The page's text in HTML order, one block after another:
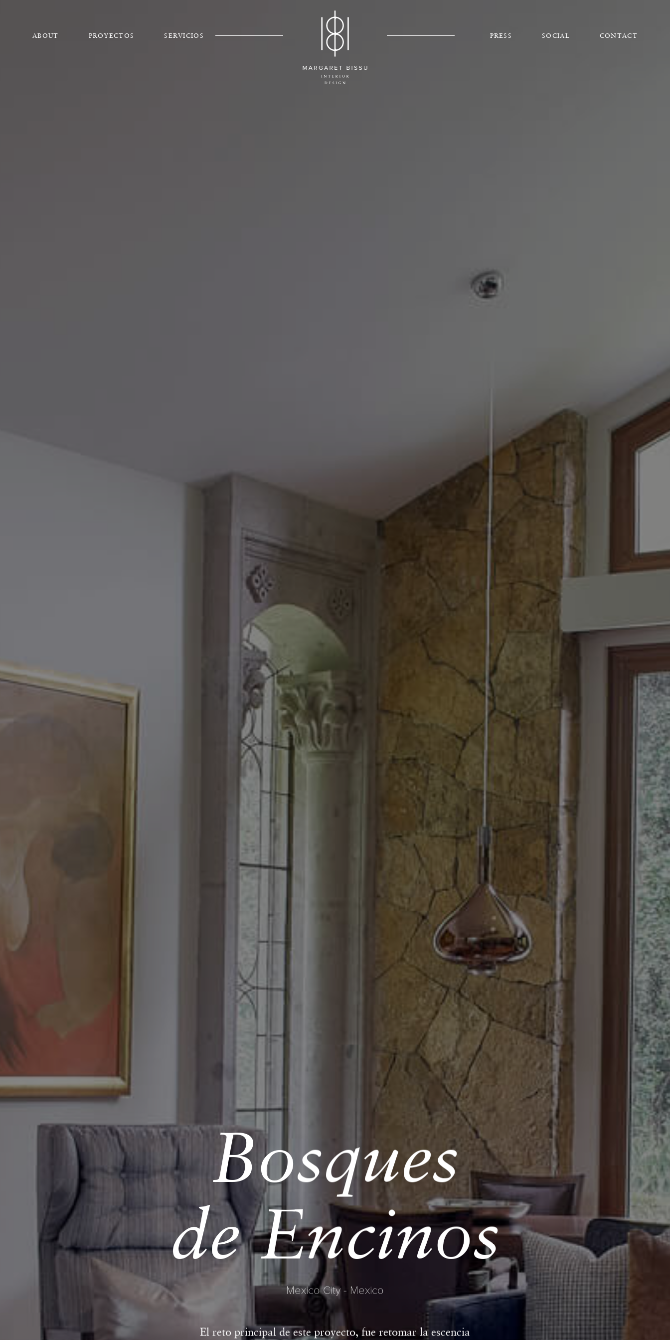
ABOUT PROYECTOS SERVICIOS PRESS SOCIAL CONTACT
Bosques
de Encinos
Mexico City - Mexico
El reto principal de este proyecto, fue retomar la escencia